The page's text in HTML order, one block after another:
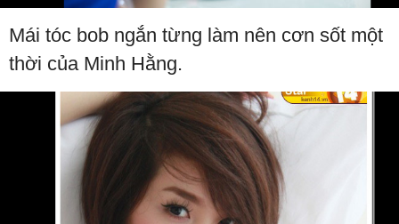
Mái tóc bob ngắn từng làm nên cơn sốt một
thời của Minh Hằng.